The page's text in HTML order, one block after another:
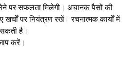
पर सफलता मिलेगी। अचानक पैसों की
पर नियंत्रण रखें। रचनात्मक कार्यों में
है।
करें।